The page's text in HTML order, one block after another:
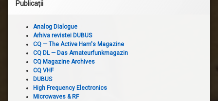
Publicații
Analog Dialogue
Arhiva revistei DUBUS
CQ — The Active Ham's Magazine
CQ DL — Das Amateurfunkmagazin
CQ Magazine Archives
CQ VHF
DUBUS
High Frequency Electronics
Microwaves & RF